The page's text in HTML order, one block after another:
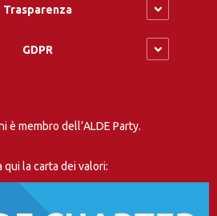
Trasparenza
GDPR
è membro dell’ALDE Party.
qui la carta dei valori: